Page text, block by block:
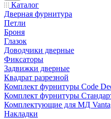
Каталог
Дверная фурнитура
Петли
Броня
Глазок
Доводчики дверные
Фиксаторы
Задвижки дверные
Квадрат разрезной
Комплект фурнитуры Code
Комплект фурнитуры
Комплектующие для МД
Накладки